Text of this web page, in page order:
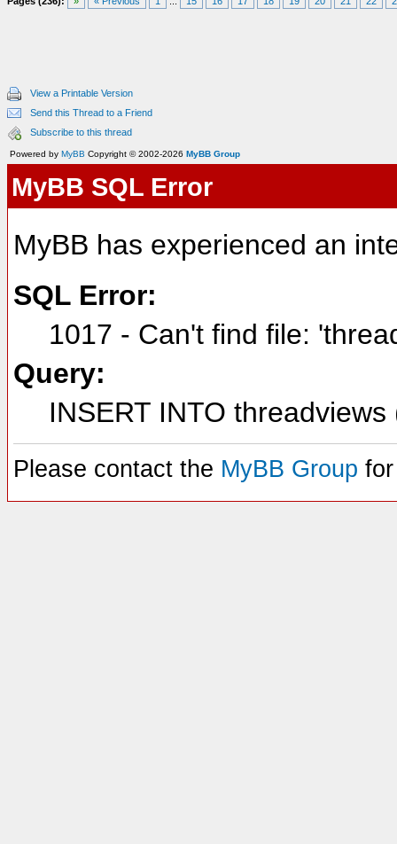
View a Printable Version
Send this Thread to a Friend
Subscribe to this thread
Powered by MyBB Copyright © 2002-2026 MyBB Group
MyBB SQL Error
MyBB has experienced an
SQL Error:
1017 - Can't find file:
Query:
INSERT INTO
Please contact the MyBB Group